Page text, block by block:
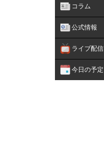
コラム
公式情報
ライブ配信
今日の予定